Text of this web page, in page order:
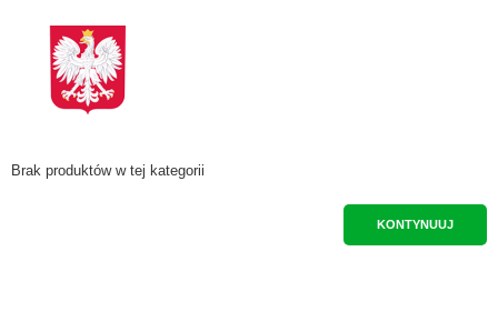
Brak produktów w tej kategorii
KONTYNUUJ